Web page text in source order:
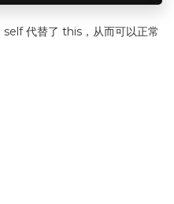
代替了 this，从而可以正常